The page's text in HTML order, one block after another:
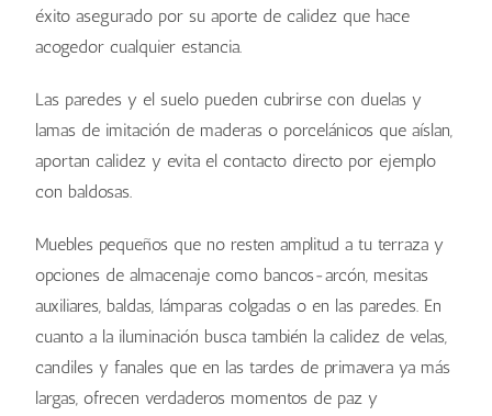
éxito asegurado por su aporte de calidez que hace
acogedor cualquier estancia.
Las paredes y el suelo pueden cubrirse con duelas y
lamas de imitación de maderas o porcelánicos que aíslan,
aportan calidez y evita el contacto directo por ejemplo
con baldosas.
Muebles pequeños que no resten amplitud a tu terraza y
opciones de almacenaje como bancos-arcón, mesitas
auxiliares, baldas, lámparas colgadas o en las paredes. En
cuanto a la iluminación busca también la calidez de velas,
candiles y fanales que en las tardes de primavera ya más
largas, ofrecen verdaderos momentos de paz y